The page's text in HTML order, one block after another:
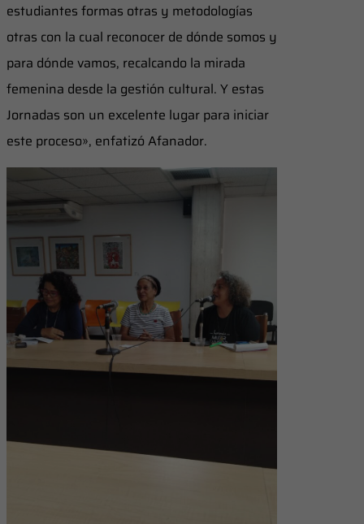
estudiantes formas otras y metodologías
otras con la cual reconocer de dónde somos y
para dónde vamos, recalcando la mirada
femenina desde la gestión cultural. Y estas
Jornadas son un excelente lugar para iniciar
este proceso», enfatizó Afanador.